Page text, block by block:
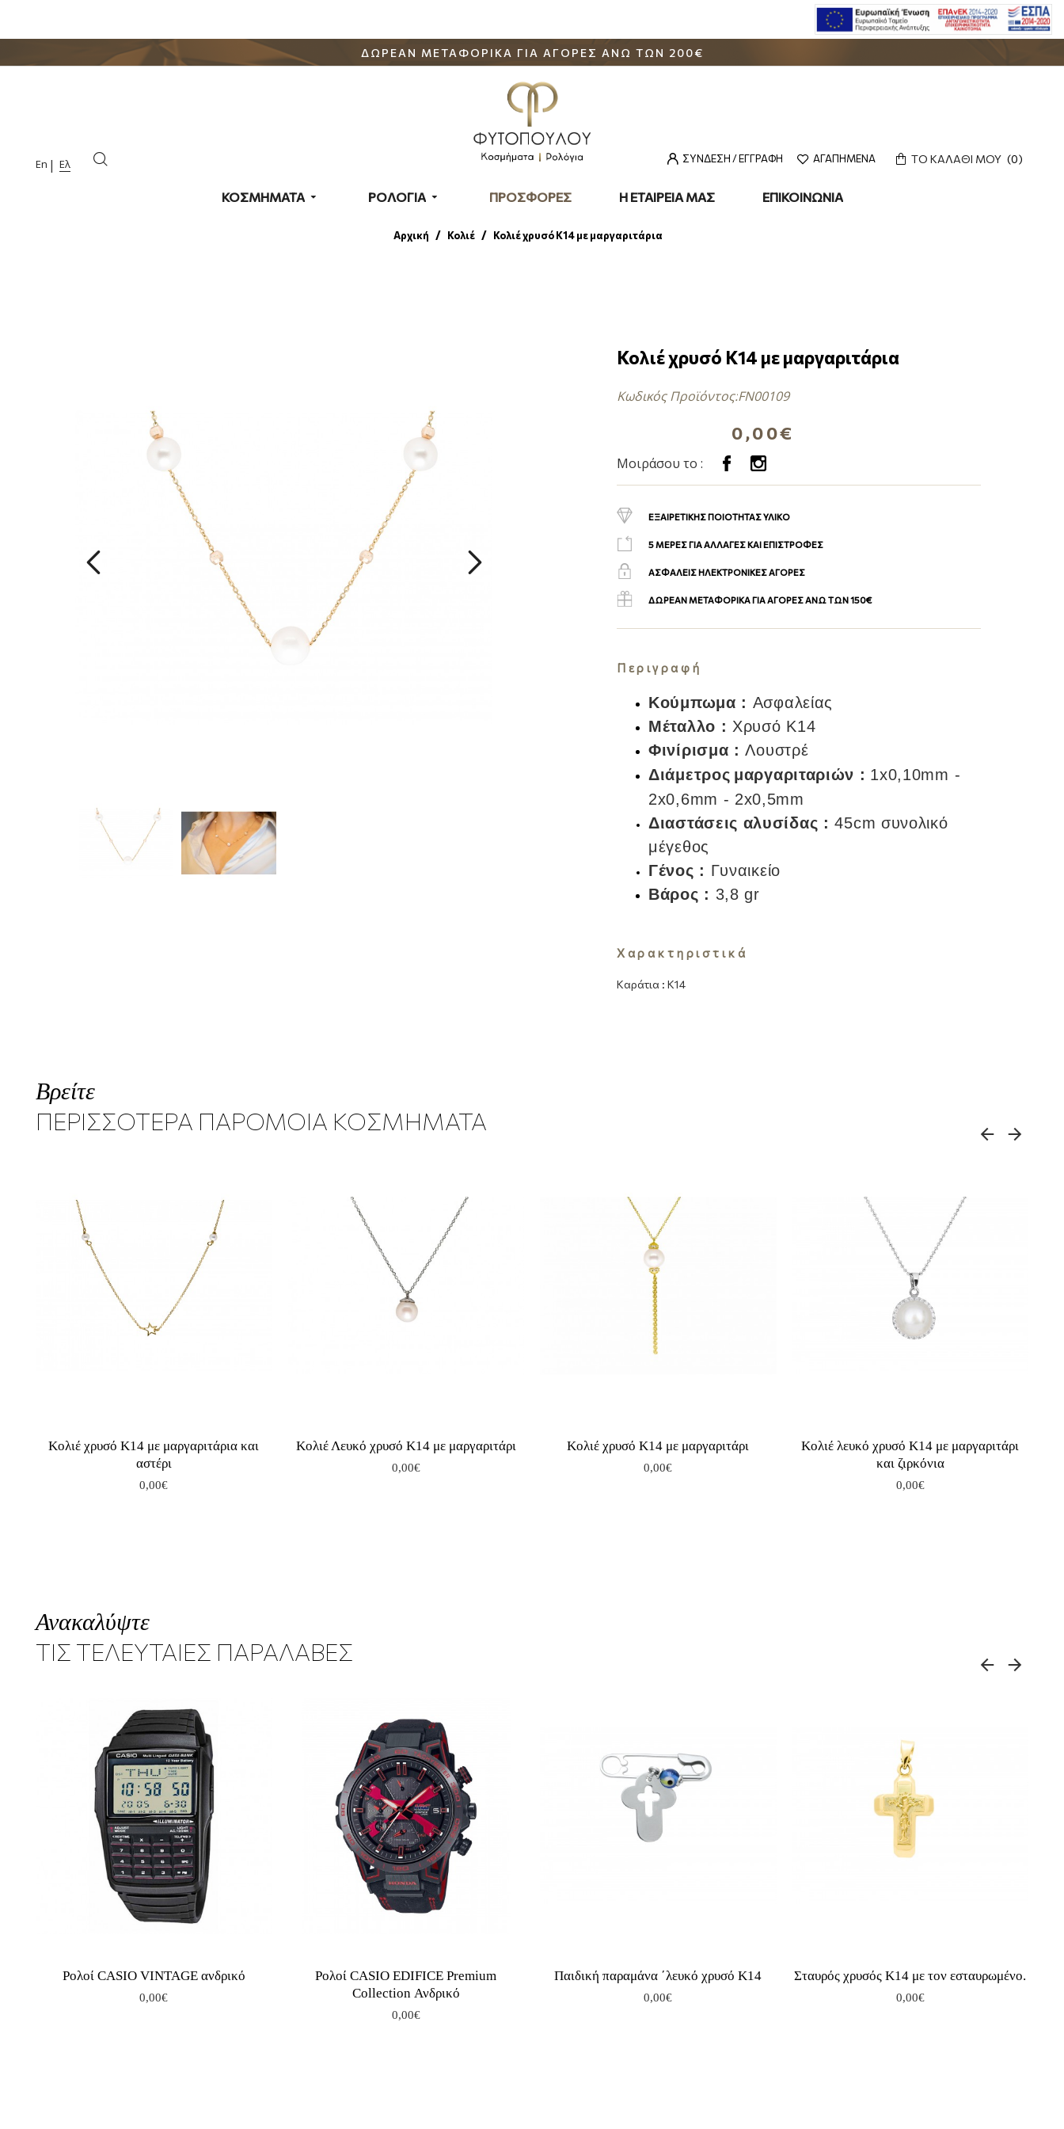
ΔΩΡΕΑΝ ΜΕΤΑΦΟΡΙΚΑ ΓΙΑ ΑΓΟΡΕΣ ΑΝΩ ΤΩΝ 200€
En Ελ ΣΥΝΔΕΣΗ / ΕΓΓΡΑΦΗ ΑΓΑΠΗΜΕΝΑ ΤΟ ΚΑΛΑΘΙ ΜΟΥ 0
ΚΟΣΜΗΜΑΤΑ ΡΟΛΟΓΙΑ ΠΡΟΣΦΟΡΕΣ Η ΕΤΑΙΡΕΙΑ ΜΑΣ ΕΠΙΚΟΙΝΩΝΙΑ
Αρχική Κολιέ Κολιέ χρυσό Κ14 με μαργαριτάρια
Κολιέ χρυσό Κ14 με μαργαριτάρια
Κωδικός Προϊόντος:FN00109
0,00€
Μοιράσου το :
ΕΞΑΙΡΕΤΙΚΗΣ ΠΟΙΟΤΗΤΑΣ ΥΛΙΚΟ
5 ΜΕΡΕΣ ΓΙΑ ΑΛΛΑΓΕΣ ΚΑΙ ΕΠΙΣΤΡΟΦΕΣ
ΑΣΦΑΛΕΙΣ ΗΛΕΚΤΡΟΝΙΚΕΣ ΑΓΟΡΕΣ
ΔΩΡΕΑΝ ΜΕΤΑΦΟΡΙΚΑ ΓΙΑ ΑΓΟΡΕΣ ΑΝΩ ΤΩΝ 150€
Περιγραφή
Κούμπωμα : Ασφαλείας
Μέταλλο : Χρυσό Κ14
Φινίρισμα : Λουστρέ
Διάμετρος μαργαριταριών : 1x0,10mm -
2x0,6mm - 2x0,5mm
Διαστάσεις αλυσίδας : 45cm συνολικό
μέγεθος
Γένος : Γυναικείο
Βάρος : 3,8 gr
Χαρακτηριστικά
Καράτια : Κ14
Βρείτε
ΠΕΡΙΣΣΟΤΕΡΑ ΠΑΡΟΜΟΙΑ ΚΟΣΜΗΜΑΤΑ
Κολιέ χρυσό Κ14 με μαργαριτάρια και
αστέρι
0,00€
Κολιέ Λευκό χρυσό Κ14 με μαργαριτάρι
0,00€
Κολιέ χρυσό Κ14 με μαργαριτάρι
0,00€
Κολιέ λευκό χρυσό Κ14 με μαργαριτάρι
και ζιρκόνια
0,00€
Ανακαλύψτε
ΤΙΣ ΤΕΛΕΥΤΑΙΕΣ ΠΑΡΑΛΑΒΕΣ
Ρολοί CASIO VINTAGE ανδρικό
0,00€
Ρολοί CASIO EDIFICE Premium
Collection Ανδρικό
0,00€
Παιδική παραμάνα ΄λευκό χρυσό Κ14
0,00€
Σταυρός χρυσός Κ14 με τον εσταυρωμένο.
0,00€